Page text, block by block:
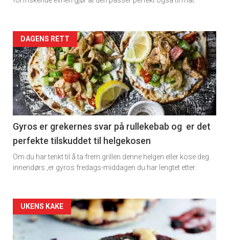
Artikler
detail
-
section
11
Dagens
rett
DAGENS RETT
Gyros er grekernes svar på rullekebab og er det
perfekte tilskuddet til helgekosen
Om du har tenkt til å ta frem grillen denne helgen eller kose deg
innendørs ,er gyros fredags-middagen du har lengtet etter.
Artikler
detail
UKENS KAKE